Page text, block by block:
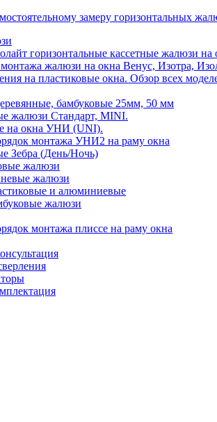
замеру горизонтальных
горизонтальные кассетные жалюзи на
жалюзи на окна Венус, Изотра,
на пластиковые окна. Обзор всех
бамбуковые 25мм, 50 мм
жалюзи Стандарт, MINI.
на окна УНИ (UNI).
монтажа УНИ2 на раму окна
Зебра (День/Ночь)
жалюзи
жалюзи
и алюминиевые
жалюзи
монтажа плиссе на раму окна